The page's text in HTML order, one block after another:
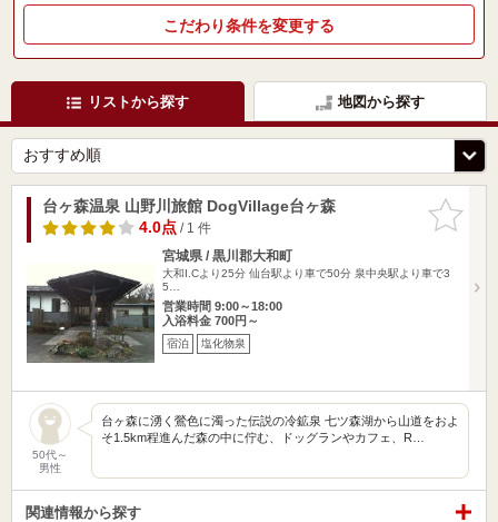
こだわり条件を変更する
リストから探す 地図から探す
お気に入
りに追加
台ヶ森温泉 山野川旅館 DogVillage台ヶ森
4.0点/ 1 件
宮城県 / 黒川郡大和町
大和I.Cより25分 仙台駅より車で50分 泉中央駅より車で3
5…
営業時間 9:00～18:00
入浴料金 700円～
宿泊 塩化物泉
50代～
男性
台ヶ森に湧く鶯色に濁った伝説の冷鉱泉 七ツ森湖から山道をおよ
そ1.5km程進んだ森の中に佇む、ドッグランやカフェ、R…
関連情報から探す